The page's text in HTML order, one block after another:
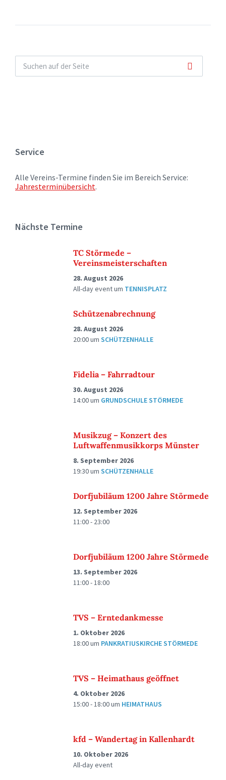
Service
Alle Vereins-Termine finden Sie im Bereich Service:
Jahresterminübersicht.
Nächste Termine
TC Störmede –
Vereinsmeisterschaften
28. August 2026
All-day eventum TENNISPLATZ
Schützenabrechnung
28. August 2026
20:00um SCHÜTZENHALLE
Fidelia – Fahrradtour
30. August 2026
14:00um GRUNDSCHULE STÖRMEDE
Musikzug – Konzert des
Luftwaffenmusikkorps Münster
8. September 2026
19:30um SCHÜTZENHALLE
Dorfjubiläum 1200 Jahre Störmede
12. September 2026
11:00 - 23:00
Dorfjubiläum 1200 Jahre Störmede
13. September 2026
11:00 - 18:00
TVS – Erntedankmesse
1. Oktober 2026
18:00um PANKRATIUSKIRCHE STÖRMEDE
TVS – Heimathaus geöffnet
4. Oktober 2026
15:00 - 18:00um HEIMATHAUS
kfd – Wandertag in Kallenhardt
10. Oktober 2026
All-day event